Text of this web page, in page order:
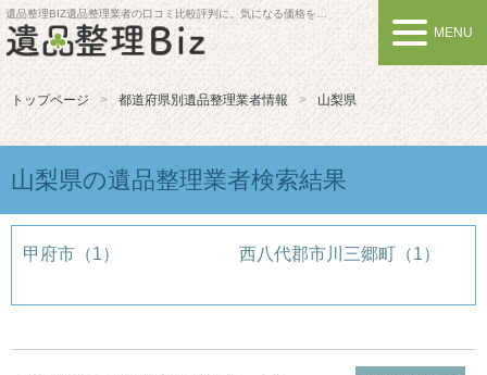
遺品整理BIZ遺品整理業者の口コミ比較評判に。気になる価格を比較しよう
MENU
トップページ 都道府県別遺品整理業者情報 山梨県
山梨県の遺品整理業者検索結果
甲府市（1） 西八代郡市川三郷町（1）